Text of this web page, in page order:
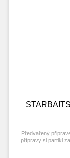
Předvařený
přípravy si partikl
připravuje